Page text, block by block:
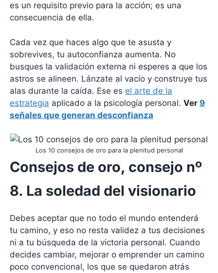
es un requisito previo para la acción; es una
consecuencia de ella.
Cada vez que haces algo que te asusta y
sobrevives, tu autoconfianza aumenta. No
busques la validación externa ni esperes a que los
astros se alineen. Lánzate al vacío y construye tus
alas durante la caída. Ese es el arte de la
estrategia aplicado a la psicología personal. Ver 9
señales que generan desconfianza
Los 10 consejos de oro para la plenitud personal
Consejos de oro, consejo nº
8. La soledad del visionario
Debes aceptar que no todo el mundo entenderá
tu camino, y eso no resta validez a tus decisiones
ni a tu búsqueda de la victoria personal. Cuando
decides cambiar, mejorar o emprender un camino
poco convencional, los que se quedaron atrás